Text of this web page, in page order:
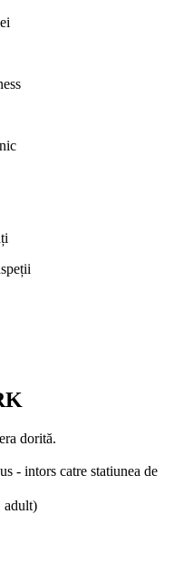
dorită.
- intors catre statiunea de
adult)